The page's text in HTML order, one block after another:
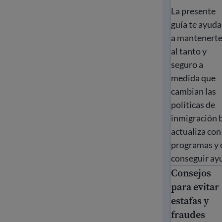
La presente
guía te ayuda
a mantenerte
al tanto y
seguro a
medida que
cambian las
políticas de
inmigración
actualiza
programas y
conseguir
Consejos
Consejos
para evitar
estafas y
fraudes